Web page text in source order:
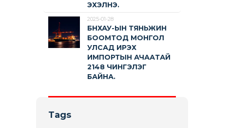
ЭХЭЛНЭ.
2025-01-28
БНХАУ-ЫН ТЯНЬЖИН
БООМТОД МОНГОЛ
УЛСАД ИРЭХ
ИМПОРТЫН АЧААТАЙ
2148 ЧИНГЭЛЭГ
БАЙНА.
Tags